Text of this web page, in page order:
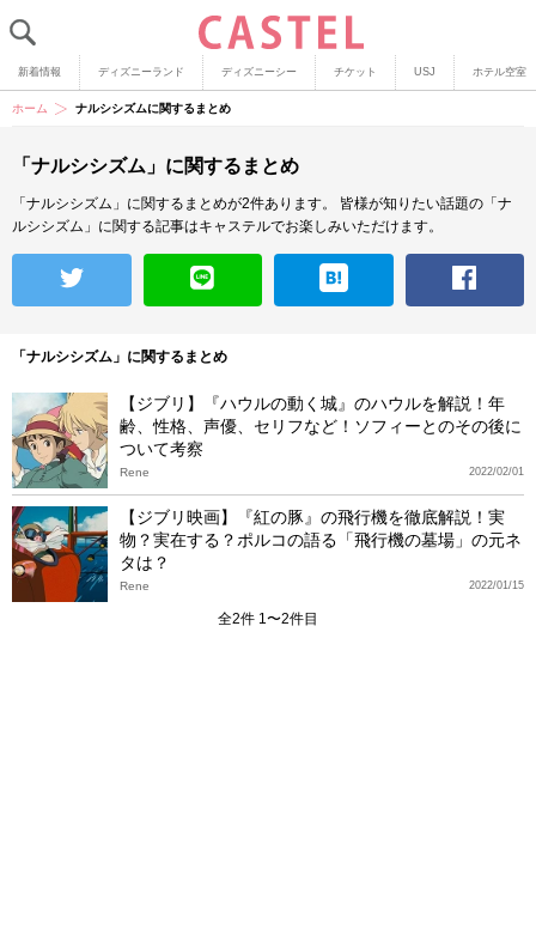
新着情報 ディズニーランド ディズニーシー チケット USJ ホテル空室
ホーム ナルシシズムに関するまとめ
「ナルシシズム」に関するまとめ
「ナルシシズム」に関するまとめが2件あります。
皆様が知りたい話題の「ナ
ルシシズム」に関する記事はキャステルでお楽しみいただけます。
「ナルシシズム」に関するまとめ
【ジブリ】『ハウルの動く城』のハウルを解説！年
齢、性格、声優、セリフなど！ソフィーとのその後に
ついて考察
2022/02/01
Rene
【ジブリ映画】『紅の豚』の飛行機を徹底解説！実
物？実在する？ポルコの語る「飛行機の墓場」の元ネ
タは？
2022/01/15
Rene
全2件 1〜2件目